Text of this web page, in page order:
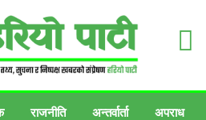
राजनीति अन्तर्वार्ता अपराध